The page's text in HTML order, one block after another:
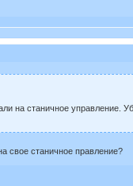
на станичное управление.
свое станичное правление?